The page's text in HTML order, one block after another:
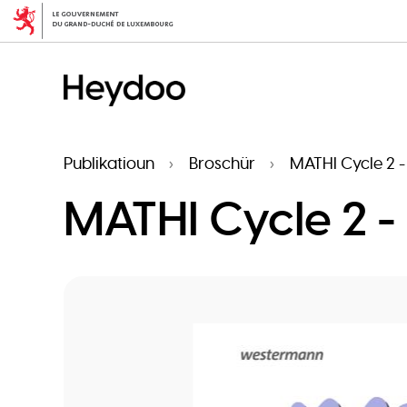
Publikatioun Broschür MATHI Cycle 2
MATHI Cycle 2